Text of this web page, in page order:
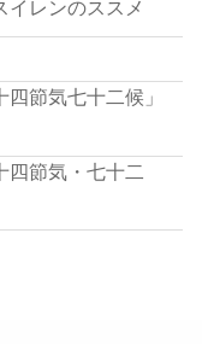
イレンのススメ
節気七十二候」
四節気・七十二